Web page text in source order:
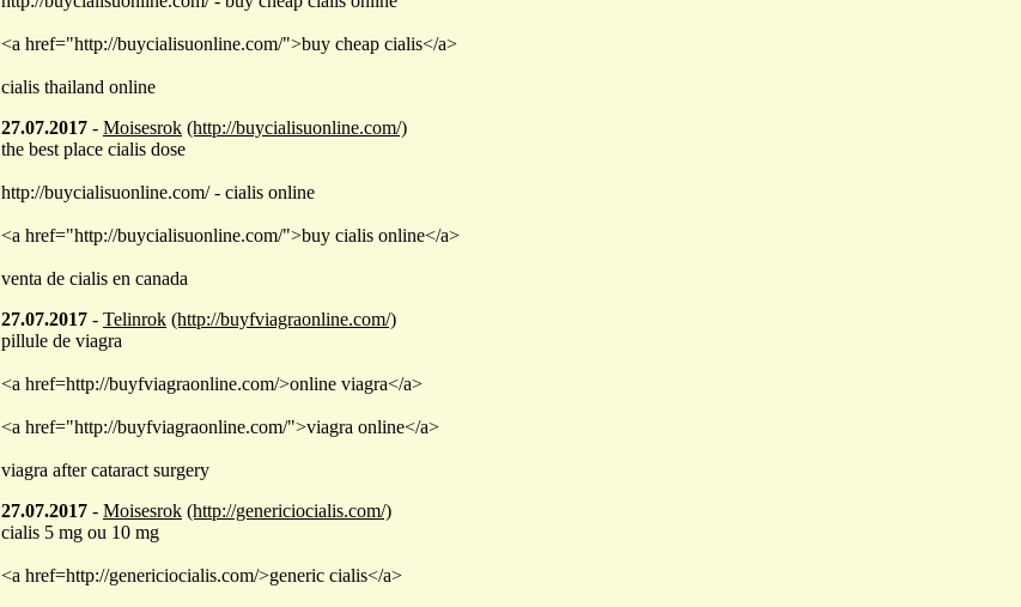
<a href="http://buycialisuonline.com/">buy cheap cialis</a>
cialis thailand online
27.07.2017 - Moisesrok (http://buycialisuonline.com/)
the best place cialis dose
http://buycialisuonline.com/ - cialis online
<a href="http://buycialisuonline.com/">buy cialis online</a>
venta de cialis en canada
27.07.2017 - Telinrok (http://buyfviagraonline.com/)
pillule de viagra
<a href=http://buyfviagraonline.com/>online viagra</a>
<a href="http://buyfviagraonline.com/">viagra online</a>
viagra after cataract surgery
27.07.2017 - Moisesrok (http://genericiocialis.com/)
cialis 5 mg ou 10 mg
<a href=http://genericiocialis.com/>generic cialis</a>